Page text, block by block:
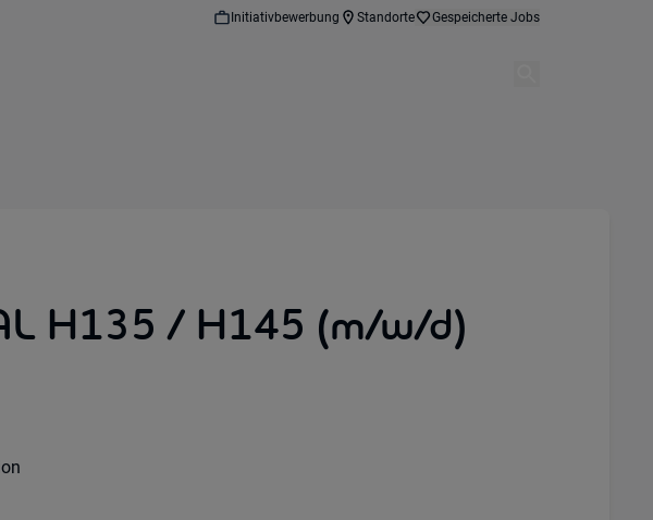
Initiativbewerbung Standorte Gespeicherte Jobs
H135 / H145 (m/w/d)